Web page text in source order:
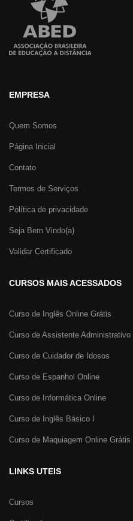
EMPRESA
Quem Somos
Página Inicial
Contato
Termos de Serviços
Política de privacidade
Seja Bem Vindo(a)
Validar Certificado
CURSOS MAIS ACESSADOS
Curso de Inglês Online Grátis
Curso de Assistente Administrativo
Curso de Cuidador de Idosos
Curso de Espanhol Online
Curso de Informática Online
Curso de Inglês Básico I
Curso de Maquiagem Online Grátis
LINKS UTEIS
Cursos